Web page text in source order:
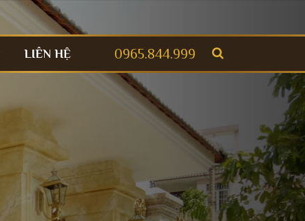
LIÊN HỆ 0965.844.999